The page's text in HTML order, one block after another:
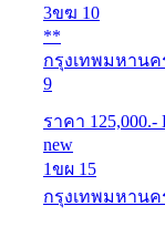
3ขฆ 10
**
กรุงเทพมหานค
9
ราคา 125,000.-
new
1ขผ 15
กรุงเทพมหานค